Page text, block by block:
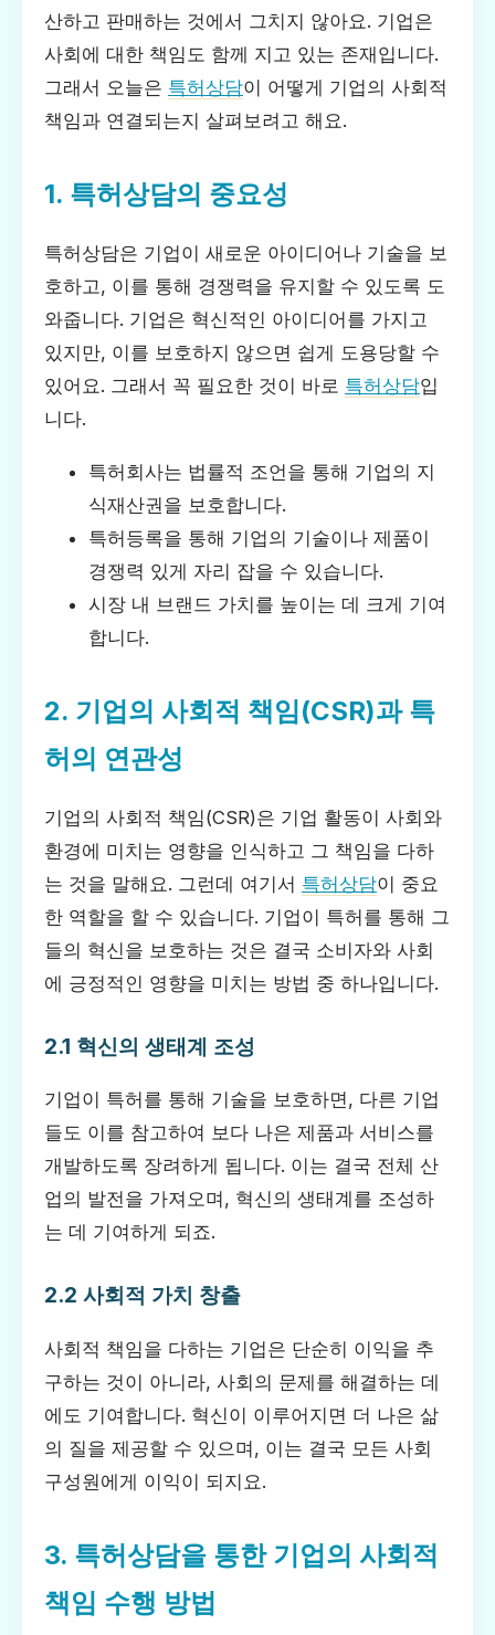
산하고 판매하는 것에서 그치지 않아요. 기업은
사회에 대한 책임도 함께 지고 있는 존재입니다.
그래서 오늘은 특허상담이 어떻게 기업의 사회적
책임과 연결되는지 살펴보려고 해요.
1. 특허상담의 중요성
특허상담은 기업이 새로운 아이디어나 기술을 보
호하고, 이를 통해 경쟁력을 유지할 수 있도록 도
와줍니다. 기업은 혁신적인 아이디어를 가지고
있지만, 이를 보호하지 않으면 쉽게 도용당할 수
있어요. 그래서 꼭 필요한 것이 바로 특허상담입
니다.
특허회사는 법률적 조언을 통해 기업의 지
식재산권을 보호합니다.
특허등록을 통해 기업의 기술이나 제품이
경쟁력 있게 자리 잡을 수 있습니다.
시장 내 브랜드 가치를 높이는 데 크게 기여
합니다.
2. 기업의 사회적 책임(CSR)과 특
허의 연관성
기업의 사회적 책임(CSR)은 기업 활동이 사회와
환경에 미치는 영향을 인식하고 그 책임을 다하
는 것을 말해요. 그런데 여기서 특허상담이 중요
한 역할을 할 수 있습니다. 기업이 특허를 통해 그
들의 혁신을 보호하는 것은 결국 소비자와 사회
에 긍정적인 영향을 미치는 방법 중 하나입니다.
2.1 혁신의 생태계 조성
기업이 특허를 통해 기술을 보호하면, 다른 기업
들도 이를 참고하여 보다 나은 제품과 서비스를
개발하도록 장려하게 됩니다. 이는 결국 전체 산
업의 발전을 가져오며, 혁신의 생태계를 조성하
는 데 기여하게 되죠.
2.2 사회적 가치 창출
사회적 책임을 다하는 기업은 단순히 이익을 추
구하는 것이 아니라, 사회의 문제를 해결하는 데
에도 기여합니다. 혁신이 이루어지면 더 나은 삶
의 질을 제공할 수 있으며, 이는 결국 모든 사회
구성원에게 이익이 되지요.
3. 특허상담을 통한 기업의 사회적
책임 수행 방법